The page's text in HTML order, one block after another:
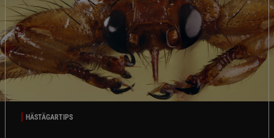
HÄSTÄGARTIPS